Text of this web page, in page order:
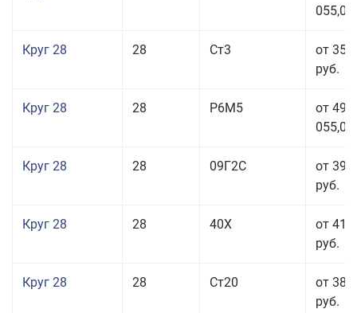
055,00
Круг 28 28 Ст3
от 35
руб.
Круг 28 28 Р6М5
от 499
055,00
Круг 28 28 09Г2С
от 39
руб.
Круг 28 28 40Х
от 41
руб.
Круг 28 28 Ст20
от 38
руб.